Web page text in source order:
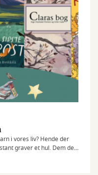
i vores liv? Hende der
graver et hul. Dem der
selv - fare vild